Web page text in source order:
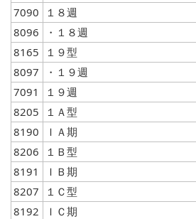
7090
１８週
8096
・１８週
8165
１９型
8097
・１９週
7091
１９週
8205
１Ａ型
8190
ＩＡ期
8206
１Ｂ型
8191
ＩＢ期
8207
１Ｃ型
8192
ＩＣ期